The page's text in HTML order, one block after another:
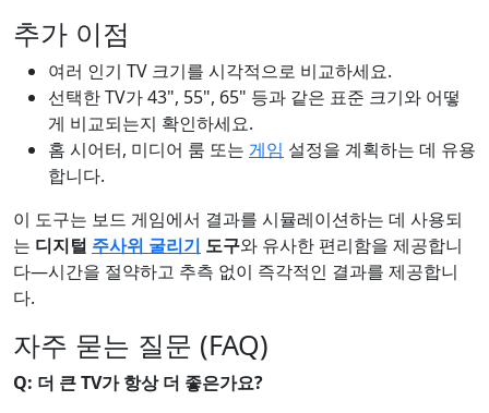
추가 이점
여러 인기 TV 크기를 시각적으로 비교하세요.
선택한 TV가 43", 55", 65" 등과 같은 표준 크기와 어떻
게 비교되는지 확인하세요.
홈 시어터, 미디어 룸 또는 게임 설정을 계획하는 데 유용
합니다.
이 도구는 보드 게임에서 결과를 시뮬레이션하는 데 사용되
는 디지털 주사위 굴리기 도구와 유사한 편리함을 제공합니
다—시간을 절약하고 추측 없이 즉각적인 결과를 제공합니
다.
자주 묻는 질문 (FAQ)
Q: 더 큰 TV가 항상 더 좋은가요?